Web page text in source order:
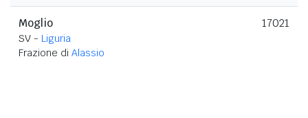
Moglio
SV - Liguria
Frazione di Alassio
17021